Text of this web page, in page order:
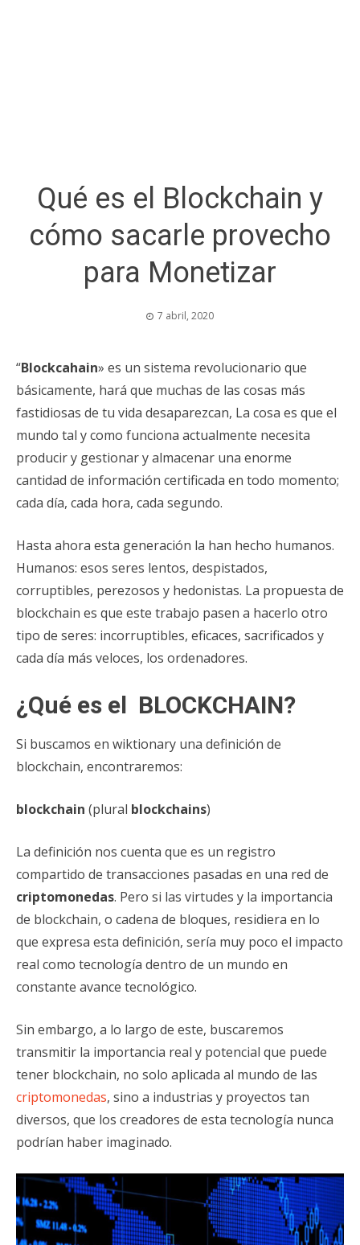
Qué es el Blockchain y
cómo sacarle provecho
para Monetizar
7 abril, 2020
“Blockcahain» es un sistema revolucionario que
básicamente, hará que muchas de las cosas más
fastidiosas de tu vida desaparezcan, La cosa es que el
mundo tal y como funciona actualmente necesita
producir y gestionar y almacenar una enorme
cantidad de información certificada en todo momento;
cada día, cada hora, cada segundo.
Hasta ahora esta generación la han hecho humanos.
Humanos: esos seres lentos, despistados,
corruptibles, perezosos y hedonistas. La propuesta de
blockchain es que este trabajo pasen a hacerlo otro
tipo de seres: incorruptibles, eficaces, sacrificados y
cada día más veloces, los ordenadores.
¿Qué es el BLOCKCHAIN?
Si buscamos en wiktionary una definición de
blockchain, encontraremos:
blockchain (plural blockchains)
La definición nos cuenta que es un registro
compartido de transacciones pasadas en una red de
criptomonedas. Pero si las virtudes y la importancia
de blockchain, o cadena de bloques, residiera en lo
que expresa esta definición, sería muy poco el impacto
real como tecnología dentro de un mundo en
constante avance tecnológico.
Sin embargo, a lo largo de este, buscaremos
transmitir la importancia real y potencial que puede
tener blockchain, no solo aplicada al mundo de las
criptomonedas, sino a industrias y proyectos tan
diversos, que los creadores de esta tecnología nunca
podrían haber imaginado.